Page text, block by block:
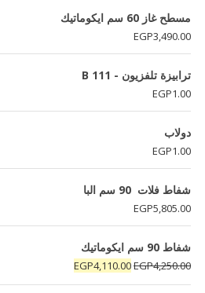
مسطح غاز 60 سم ايكوماتيك
EGP3,490.00
ترابيزة تلفزيون - B 111
EGP1.00
دولاب
EGP1.00
شفاط فلات 90 سم البا
EGP5,805.00
شفاط 90 سم ايكوماتيك
EGP4,250.00
السعر
الأصلي
EGP4,110.00
السعر
الحالي